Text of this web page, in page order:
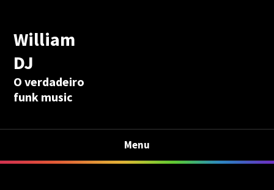
William
DJ
O verdadeiro
funk music
Menu